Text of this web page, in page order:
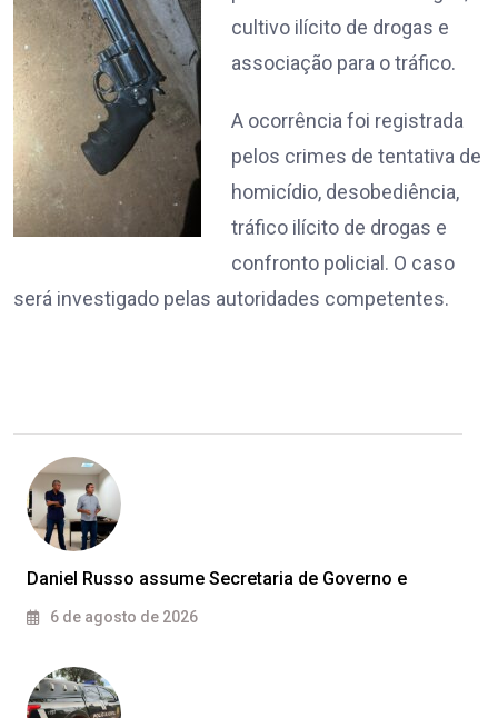
cultivo ilícito de drogas e
associação para o tráfico.
A ocorrência foi registrada
pelos crimes de tentativa de
homicídio, desobediência,
tráfico ilícito de drogas e
confronto policial. O caso
será investigado pelas autoridades competentes.
Daniel Russo assume Secretaria de Governo e
6 de agosto de 2026